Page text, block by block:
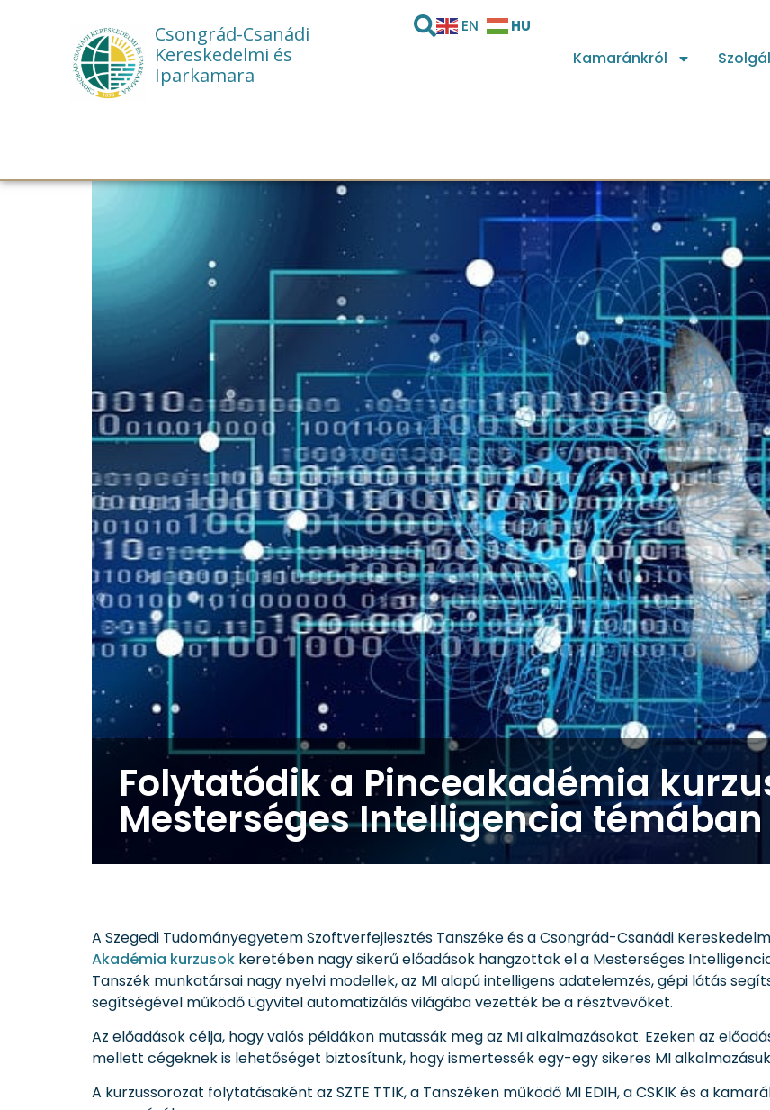
Csongrád-Csanádi
Kereskedelmi és
Iparkamara
EN HU
Kamaránkról
Folytatódik a Pinceakadémia
Mesterséges Intelligencia témában
A Szegedi Tudományegyetem Szoftverfejlesztés Tanszéke és a Csongrád-Csanádi
Akadémia kurzusok keretében nagy sikerű előadások hangzottak el a Mesterséges
Tanszék munkatársai nagy nyelvi modellek, az MI alapú intelligens adatelemzés, gépi látás
segítségével működő ügyvitel automatizálás világába vezették be a résztvevőket.
Az előadások célja, hogy valós példákon mutassák meg az MI alkalmazásokat. Ezeken az
mellett cégeknek is lehetőséget biztosítunk, hogy ismertessék egy-egy sikeres MI
A kurzussorozat folytatásaként az SZTE TTIK, a Tanszéken működő MI EDIH, a CSKIK és a